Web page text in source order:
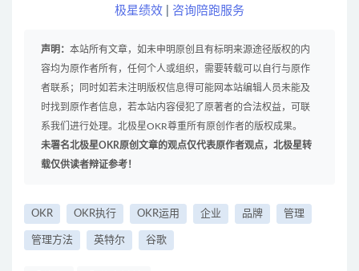
极星绩效 咨询陪跑服务
声明： 本站所有文章，如未申明原创且有标明来源途径版权的内
容均为原作者所有，任何个人或组织，需要转载可以自行与原作
者联系；同时如若未注明版权信息得可能网本站编辑人员未能及
时找到原作者信息，若本站内容侵犯了原著者的合法权益，可联
系我们进行处理。北极星OKR尊重所有原创作者的版权成果。
未署名北极星OKR原创文章的观点仅代表原作者观点，北极星转
载仅供读者辩证参考！
OKR OKR执行 OKR运用 企业 品牌 管理
管理方法 英特尔 谷歌